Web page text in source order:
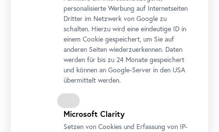
Öffnungszeiten
Dienstag bis Sonntag
11 bis 18 Uhr
Abendöffnung: Donnerstag
11 bis 21 Uhr
Arsenalstraße 1, 1030 Wien
personalisierte Werbung auf Internetseiten
Dritter im Netzwerk von Google zu
schalten. Hierzu wird eine eindeutige ID in
einem Cookie gespeichert, um Sie auf
anderen Seiten wiederzuerkennen. Daten
werden für bis zu 24 Monate gespeichert
und können an Google-Server in den USA
übermittelt werden.
Microsoft Clarity
Setzen von Cookies und Erfassung von IP-